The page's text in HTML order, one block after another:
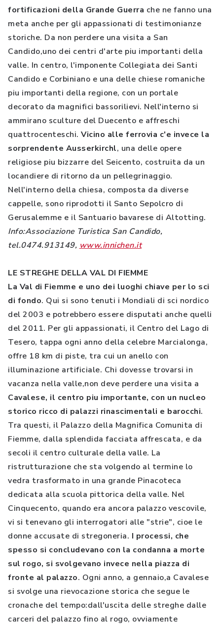
fortificazioni della Grande Guerra che ne fanno una
meta anche per gli appassionati di testimonianze
storiche. Da non perdere una visita a San
Candido,uno dei centri d'arte piu importanti della
valle. In centro, l'imponente Collegiata dei Santi
Candido e Corbiniano e una delle chiese romaniche
piu importanti della regione, con un portale
decorato da magnifici bassorilievi. Nell'interno si
ammirano sculture del Duecento e affreschi
quattrocenteschi. Vicino alle ferrovia c'e invece la
sorprendente Ausserkirchl, una delle opere
religiose piu bizzarre del Seicento, costruita da un
locandiere di ritorno da un pellegrinaggio.
Nell'interno della chiesa, composta da diverse
cappelle, sono riprodotti il Santo Sepolcro di
Gerusalemme e il Santuario bavarese di Altotting.
Info:Associazione Turistica San Candido,
tel.0474.913149, www.innichen.it
LE STREGHE DELLA VAL DI FIEMME
La Val di Fiemme e uno dei luoghi chiave per lo sci
di fondo. Qui si sono tenuti i Mondiali di sci nordico
del 2003 e potrebbero essere disputati anche quelli
del 2011. Per gli appassionati, il Centro del Lago di
Tesero, tappa ogni anno della celebre Marcialonga,
offre 18 km di piste, tra cui un anello con
illuminazione artificiale. Chi dovesse trovarsi in
vacanza nella valle,non deve perdere una visita a
Cavalese, il centro piu importante, con un nucleo
storico ricco di palazzi rinascimentali e barocchi.
Tra questi, il Palazzo della Magnifica Comunita di
Fiemme, dalla splendida facciata affrescata, e da
secoli il centro culturale della valle. La
ristrutturazione che sta volgendo al termine lo
vedra trasformato in una grande Pinacoteca
dedicata alla scuola pittorica della valle. Nel
Cinquecento, quando era ancora palazzo vescovile,
vi si tenevano gli interrogatori alle "strie", cioe le
donne accusate di stregoneria. I processi, che
spesso si concludevano con la condanna a morte
sul rogo, si svolgevano invece nella piazza di
fronte al palazzo. Ogni anno, a gennaio,a Cavalese
si svolge una rievocazione storica che segue le
cronache del tempo:dall'uscita delle streghe dalle
carceri del palazzo fino al rogo, ovviamente